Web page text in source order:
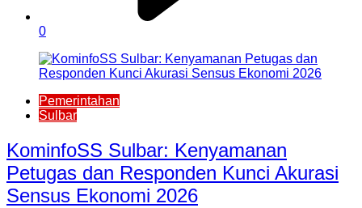
0
Pemerintahan
Sulbar
KominfoSS Sulbar: Kenyamanan
Petugas dan Responden Kunci Akurasi
Sensus Ekonomi 2026